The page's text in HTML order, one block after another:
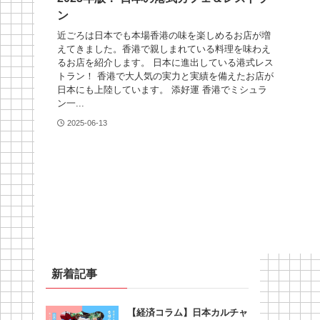
ン
近ごろは日本でも本場香港の味を楽しめるお店が増
えてきました。香港で親しまれている料理を味わえ
るお店を紹介します。 日本に進出している港式レス
トラン！ 香港で大人気の実力と実績を備えたお店が
日本にも上陸しています。 添好運 香港でミシュラ
ン一...
2025-06-13
新着記事
【経済コラム】日本カルチャ